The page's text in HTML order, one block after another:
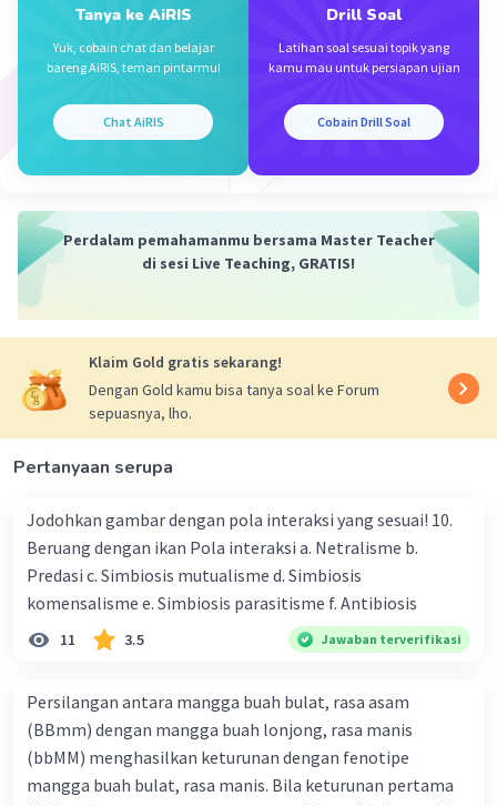
Tumbuhan baru akan tumbuh pada
tempat-tempat di mana batangnya
menjalar
Pegagan atau antanan
Iklan
Tanya ke AiRIS
Yuk, cobain chat dan belajar
bareng AiRIS, teman pintarmu!
Chat AiRIS
Drill Soal
Latihan soal sesuai topik yang
kamu mau untuk persiapan ujian
Cobain Drill Soal
Perdalam pemahamanmu bersama Master Teacher
di sesi Live Teaching, GRATIS!
Klaim Gold gratis sekarang!
Dengan Gold kamu bisa tanya soal ke Forum
sepuasnya, lho.
Pertanyaan serupa
Jodohkan gambar dengan pola interaksi yang sesuai! 10.
Beruang dengan ikan Pola interaksi a. Netralisme b.
Predasi c. Simbiosis mutualisme d. Simbiosis
komensalisme e. Simbiosis parasitisme f. Antibiosis
11 3.5 Jawaban terverifikasi
Persilangan antara mangga buah bulat, rasa asam
(BBmm) dengan mangga buah lonjong, rasa manis
(bbMM) menghasilkan keturunan dengan fenotipe
mangga buah bulat, rasa manis. Bila keturunan pertama